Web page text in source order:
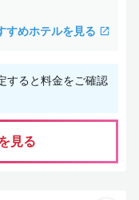
すめホテルを見る
すると料金をご確認
見る